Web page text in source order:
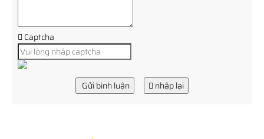
Captcha
Gửi bình luận nhập lại